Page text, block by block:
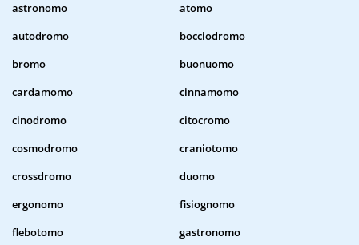
astronomo
atomo
autodromo
bocciodromo
bromo
buonuomo
cardamomo
cinnamomo
cinodromo
citocromo
cosmodromo
craniotomo
crossdromo
duomo
ergonomo
fisiognomo
flebotomo
gastronomo